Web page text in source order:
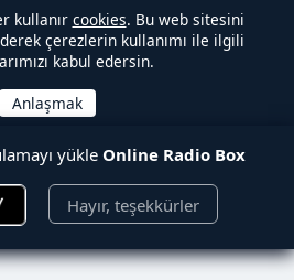
kullanır cookies. Bu web sitesini
çerezlerin kullanımı ile ilgili
kabul edersin.
yükle Online Radio Box
Hayır, teşekkürler